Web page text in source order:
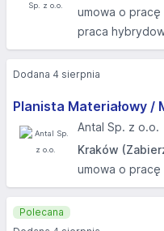
umowa o pracę
praca
Planista Materiałowy
Antal Sp. z o.o.
Kraków
umowa o pracę
Dodana 4 sierpnia
Polecana